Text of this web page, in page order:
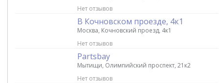
Нет отзывов
В Кочновском проезде, 4к1
Москва, Кочновский проезд, 4к1
Нет отзывов
Partsbay
Мытищи, Олимпийский проспект, 21к2
Нет отзывов